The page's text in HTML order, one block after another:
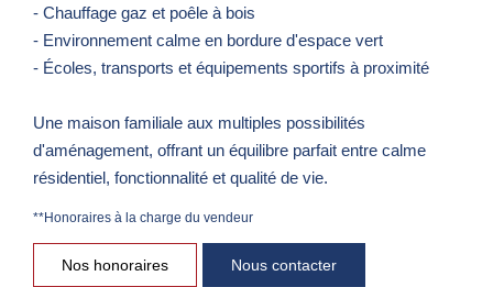
- Chauffage gaz et poêle à bois
- Environnement calme en bordure d'espace vert
- Écoles, transports et équipements sportifs à proximité
Une maison familiale aux multiples possibilités
d'aménagement, offrant un équilibre parfait entre calme
résidentiel, fonctionnalité et qualité de vie.
**Honoraires à la charge du vendeur
Nos honoraires Nous contacter